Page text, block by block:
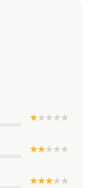
★★★★★
★ ★★★★
★ ★ ★★★